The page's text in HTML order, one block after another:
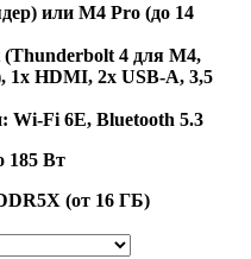
или M4 Pro (до 14
4 для M4,
1x HDMI, 2x USB-A, 3,5
Wi-Fi 6E, Bluetooth 5.3
185 Вт
(от 16 ГБ)